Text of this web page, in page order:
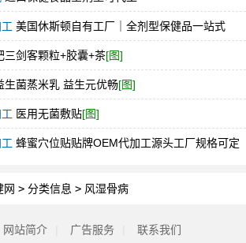
美国休斯顿自有工厂｜全剂型保健品一站式
三剑客颗粒+胶囊+茶[图]
生菌蒸米乳 益生元优畅[图]
医用无菌敷贴[图]
蜂蜜穴位贴贴牌OEM代加工源头工厂规格可定
网 > 分类信息 > 风湿骨病
网站简介 广告服务 联系我们